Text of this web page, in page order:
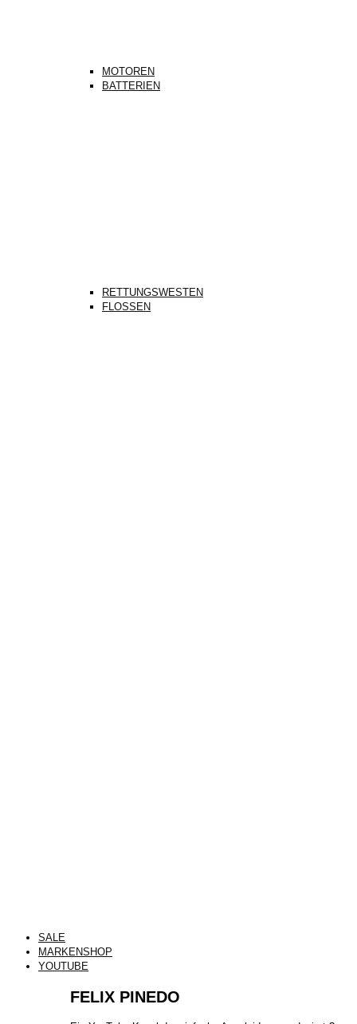
MOTOREN
BATTERIEN
RETTUNGSWESTEN
FLOSSEN
SALE
MARKENSHOP
YOUTUBE
FELIX PINEDO